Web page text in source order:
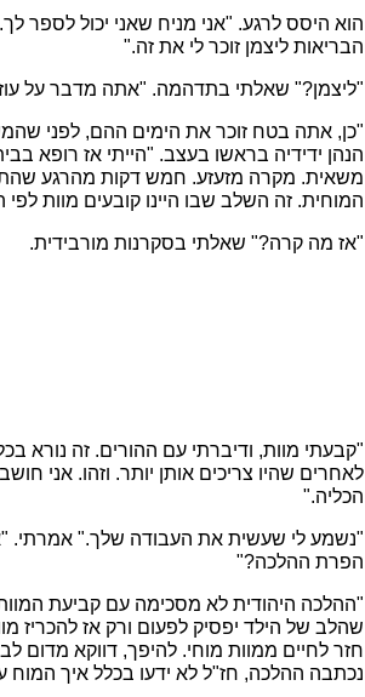
הוא היסס לרגע. "אני מניח שאני יכול לספר
הבריאות ליצמן זוכר לי את זה."
"ליצמן?" שאלתי בתדהמה. "אתה מדבר על
"כן, אתה בטח זוכר את הימים ההם, לפני
הנהן ידידיה בראשו בעצב. "הייתי אז רופא
משאית. מקרה מזעזע. חמש דקות מהרגע
המוחית. זה השלב שבו היינו קובעים מוות לפי
"אז מה קרה?" שאלתי בסקרנות מורבידית.
"קבעתי מוות, ודיברתי עם ההורים. זה
לאחרים שהיו צריכים אותן יותר. וזהו. אני
הכליה."
"נשמע לי שעשית את העבודה שלך." אמרתי.
הפרת ההלכה?"
"ההלכה היהודית לא מסכימה עם קביעת
שהלב של הילד יפסיק לפעום ורק אז להכריז
חזר לחיים ממוות מוחי. להיפך, דווקא
נכתבה ההלכה, חז"ל לא ידעו בכלל איך המוח